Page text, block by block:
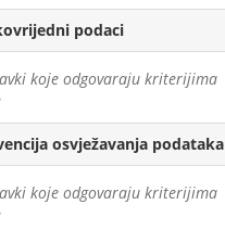
podaci
koje odgovaraju kriterijima
osvježavanja podataka
koje odgovaraju kriterijima